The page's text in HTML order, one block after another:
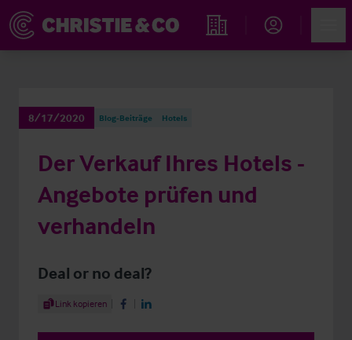
Immobiliensuche
8/17/2020 Blog-Beiträge Hotels
Der Verkauf Ihres Hotels -
Angebote prüfen und
verhandeln
Deal or no deal?
Share Article
Link kopieren Share on Facebook
Share on LinkedIn